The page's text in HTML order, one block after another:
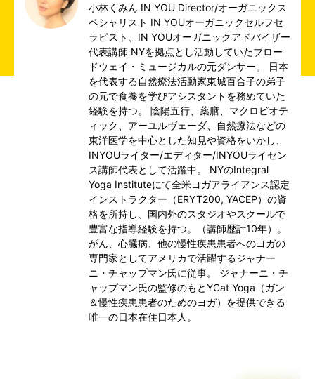
小林くみん IN YOU Director/オーガニックス
ペシャリスト IN YOUオーガニックセルフセ
ラピスト、IN YOUオーガニックアドバイザー
代表講師 NYを拠点とし活動していたブロー
ドウェイ・ミュージカルの元ダンサー。 日本
を代表する自然療法活動家東城百合子の弟子
の元で食養を学びアシスタントを務めていた
経験を持つ。 陰陽五行、薬膳、マクロビオテ
ィック、アーユルヴェーダ、自然療法などの
東洋医学を中心とした知見や資格をいかし、
INYOUライター/エディター/INYOUライセン
ス講師代表として活躍中。 NYのIntegral
Yoga Instituteにて全米ヨガアライアンス認定
インストラクター（ERYT200, YACEP）の資
格を所持し、国内外のスタジオやスクールで
豊富な指導経験を持つ。（講師歴計10年）。
がん、心臓病、他の慢性疾患患者へのヨガの
専門家としてアメリカで活躍するジャナー
ニ・チャップマン氏に従事。 ジャナーニ・チ
ャップマン氏の監修のもとYCat Yoga（ガン
＆慢性疾患患者のためのヨガ）を提供できる
唯一の日本在住日本人。